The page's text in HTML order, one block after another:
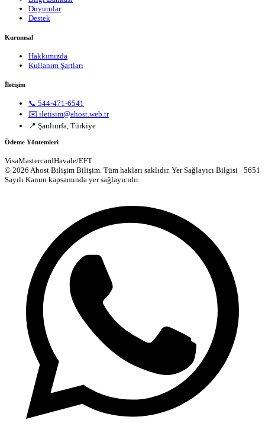
Duyurular
Destek
Kurumsal
Hakkımızda
Kullanım Şartları
İletişim
📞 544-471-6541
✉️ iletisim@ahost.web.tr
📍 Şanlıurfa, Türkiye
Ödeme Yöntemleri
VisaMastercardHavale/EFT
© 2026 Ahost Bilişim Bilişim. Tüm hakları saklıdır. Yer Sağlayıcı Bilgisi · 5651
Sayılı Kanun kapsamında yer sağlayıcıdır.